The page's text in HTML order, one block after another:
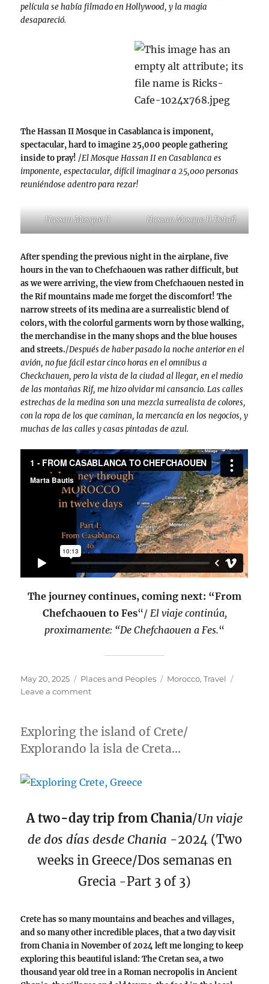
película se había filmado en Hollywood, y la magia
desapareció.
The Hassan II Mosque in Casablanca is imponent,
spectacular, hard to imagine 25,000 people gathering
inside to pray! /El Mosque Hassan II en Casablanca es
imponente, espectacular, difícil imaginar a 25,000 personas
reuniéndose adentro para rezar!
Hassan Mosque II Hassan Mosque II Detail
After spending the previous night in the airplane, five
hours in the van to Chefchaouen was rather difficult, but
as we were arriving, the view from Chefchaouen nested in
the Rif mountains made me forget the discomfort! The
narrow streets of its medina are a surrealistic blend of
colors, with the colorful garments worn by those walking,
the merchandise in the many shops and the blue houses
and streets./Después de haber pasado la noche anterior en el
avión, no fue fácil estar cinco horas en el omnibus a
Checkchauen, pero la vista de la ciudad al llegar, en el medio
de las montañas Rif, me hizo olvidar mi cansancio. Las calles
estrechas de la medina son una mezcla surrealista de colores,
con la ropa de los que caminan, la mercancía en los negocios, y
muchas de las calles y casas pintadas de azul.
The journey continues, coming next: “From
Chefchaouen to Fes“/ El viaje continúa,
proximamente: “De Chefchaouen a Fes.“
Posted
on
May 20, 2025 Categories
Places and Peoples Tags
Morocco,Travel
Leave a commenton
to
Chefchaouen,
Morocco
Exploring the island of Crete/
Explorando la isla de Creta…
A two-day trip from Chania/Un viaje
de dos días desde Chania -2024 (Two
weeks in Greece/Dos semanas en
Grecia -Part 3 of 3)
Crete has so many mountains and beaches and villages,
and so many other incredible places, that a two day visit
from Chania in November 0f 2024 left me longing to keep
exploring this beautiful island: The Cretan sea, a two
thousand year old tree in a Roman necropolis in Ancient